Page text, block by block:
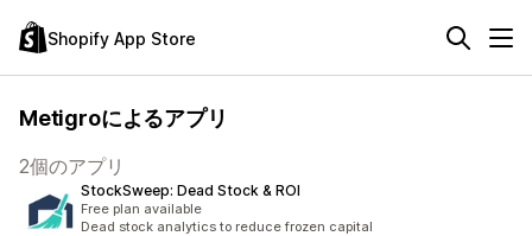
Shopify App Store
Metigroによるアプリ
2個のアプリ
StockSweep: Dead Stock & ROI
Free plan available
Dead stock analytics to reduce frozen capital